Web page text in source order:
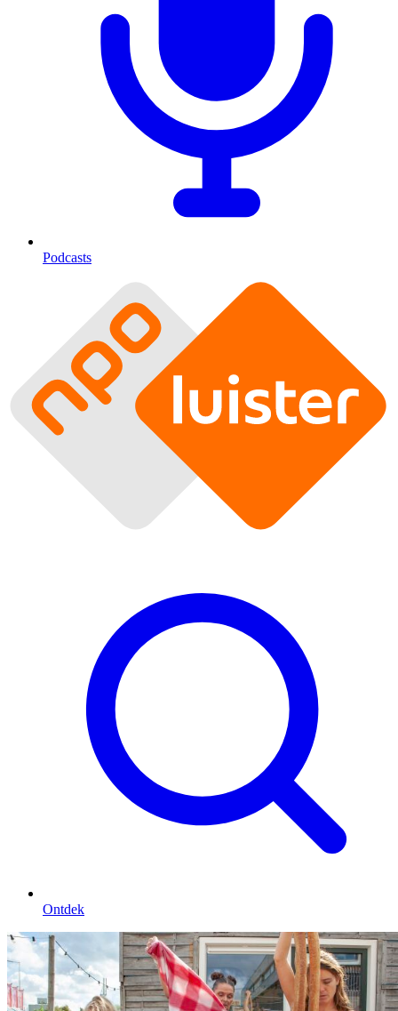
Podcasts
Ontdek